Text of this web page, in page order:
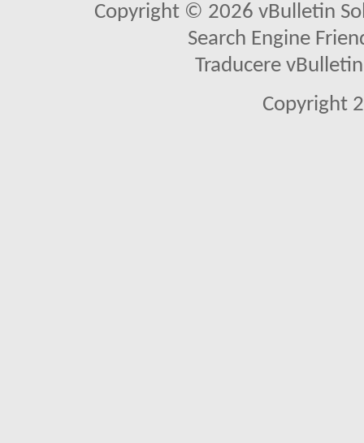
Copyright © 2026 vBulletin
Search Engine
Traducere
Copyright